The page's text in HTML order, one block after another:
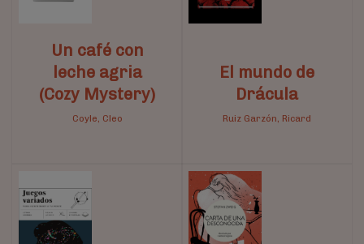
Un café con
leche agria
(Cozy Mystery)
Coyle, Cleo
El mundo de
Drácula
Ruiz Garzón, Ricard